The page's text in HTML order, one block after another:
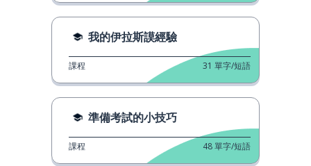
我的伊拉斯謨經驗
課程 31 單字/短語
準備考試的小技巧
課程 48單字/短語